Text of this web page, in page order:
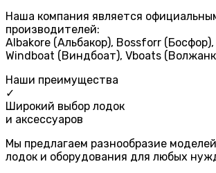
Наша компания является
производителей:
Albakore (Альбакор), Bossforr
Windboat (Виндбоат), Vboats
Наши преимущества
✓
Широкий выбор лодок
и аксессуаров
Мы предлагаем разнообразие
лодок и оборудования для любых